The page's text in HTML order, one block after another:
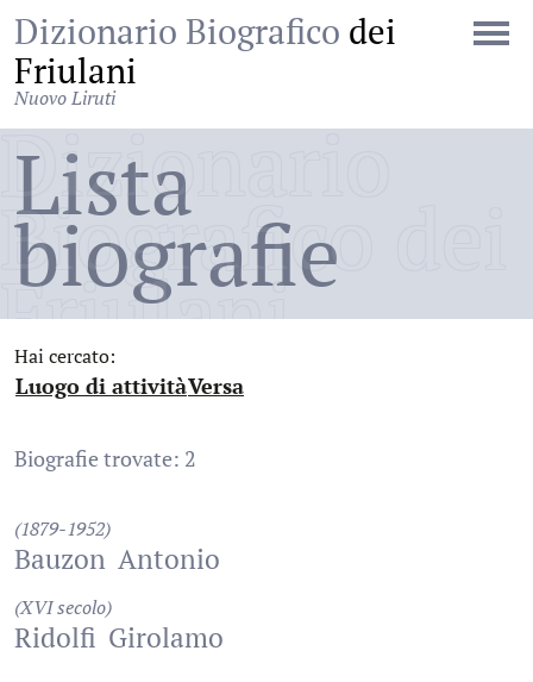
Dizionario Biografico dei
Friulani
Nuovo Liruti
Dizionario
Biografico dei
Friulani
Lista
biografie
Hai cercato:
Luogo di attività
:Versa
Biografie trovate: 2
(1879-1952)
Bauzon Antonio
(XVI secolo)
Ridolfi Girolamo